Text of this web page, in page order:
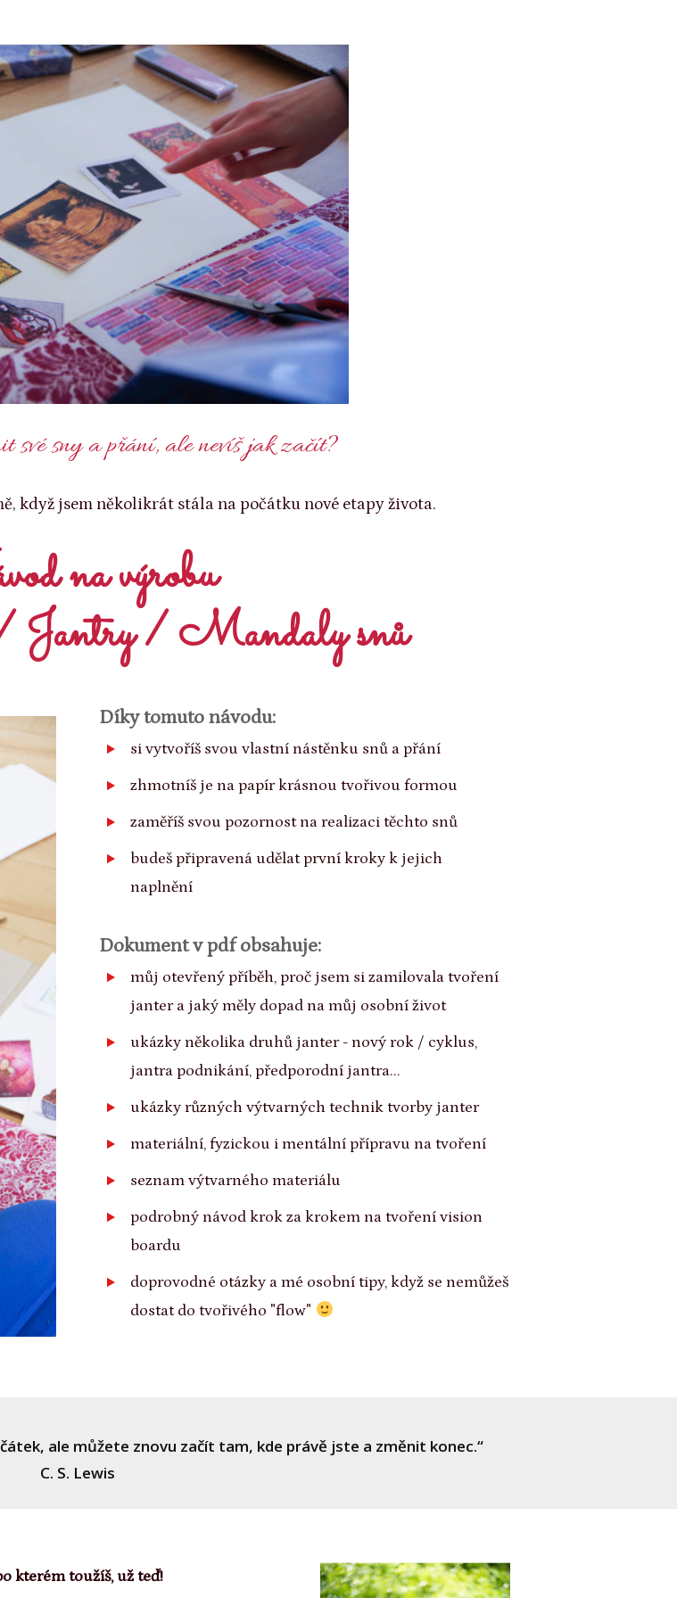
své sny a přání, ale nevíš jak začít?
když jsem několikrát stála na počátku nové etapy života.
na výrobu
Jantry / Mandaly snů
Díky tomuto návodu:
si vytvoříš svou vlastní nástěnku snů a přání
zhmotníš je na papír krásnou tvořivou formou
zaměříš svou pozornost na realizaci těchto snů
budeš připravená udělat první kroky k jejich
naplnění
Dokument v pdf obsahuje:
můj otevřený příběh, proč jsem si zamilovala tvoření
janter a jaký měly dopad na můj osobní život
ukázky několika druhů janter - nový rok / cyklus,
jantra podnikání, předporodní jantra...
ukázky různých výtvarných technik tvorby janter
materiální, fyzickou i mentální přípravu na tvoření
seznam výtvarného materiálu
podrobný návod krok za krokem na tvoření vision
boardu
doprovodné otázky a mé osobní tipy, když se nemůžeš
dostat do tvořivého "flow"
ale můžete znovu začít tam, kde právě jste a změnit konec.“
C. S. Lewis
kterém toužíš, už teď!